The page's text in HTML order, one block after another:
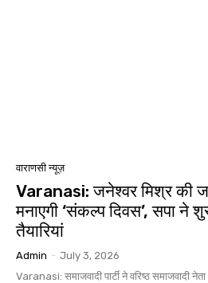
वाराणसी न्यूज़
Varanasi: जनेश्वर मिश्र की
मनाएगी ‘संकल्प दिवस’, सपा ने
तैयारियां
Admin - July 3, 2026
Varanasi: समाजवादी पार्टी ने वरिष्ठ समाजवादी